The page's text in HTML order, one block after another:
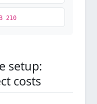
210
setup:
costs